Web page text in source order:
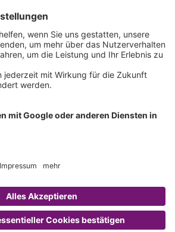
IFU anfordern
Zertifizierungen
ISO 9001 Zertifikat